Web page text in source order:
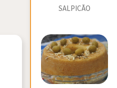
SALPICÃO